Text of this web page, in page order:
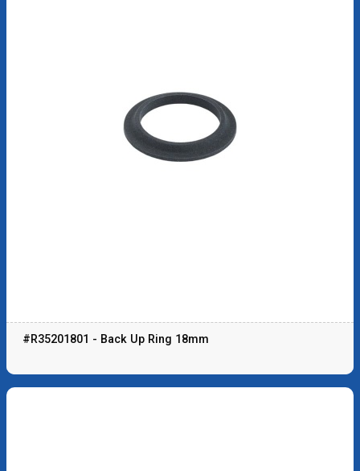
#R35201801 - Back Up Ring 18mm